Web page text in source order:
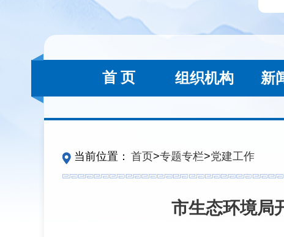
首 页 组织机构 新
当前位置： 首页>专题专栏>党建工作
市生态环境局